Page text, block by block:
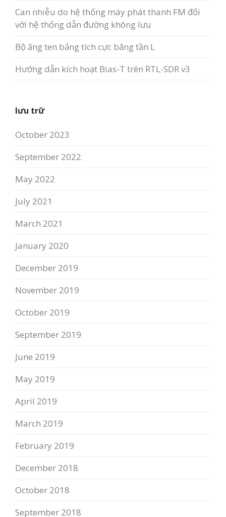
Can nhiễu do hệ thống máy phát thanh FM đối
với hệ thống dẫn đường không lưu
Bộ ăng ten bảng tích cực băng tần L
Hướng dẫn kích hoạt Bias-T trên RTL-SDR v3
lưu trữ
October 2023
September 2022
May 2022
July 2021
March 2021
January 2020
December 2019
November 2019
October 2019
September 2019
June 2019
May 2019
April 2019
March 2019
February 2019
December 2018
October 2018
September 2018